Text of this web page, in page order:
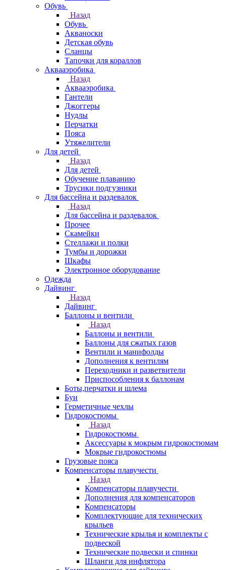
Обувь
Назад
Обувь
Акваноски
Детская обувь
Сланцы
Тапочки для кораллов
Аквааэробика
Назад
Аквааэробика
Гантели
Джоггеры
Нудлы
Перчатки
Пояса
Утяжелители
Для детей
Назад
Для детей
Обучение плаванию
Трусики подгузники
Для бассейна и раздевалок
Назад
Для бассейна и раздевалок
Прочее
Скамейки
Стеллажи и полки
Тумбы и дорожки
Шкафы
Электронное оборудование
Одежда
Дайвинг
Назад
Дайвинг
Баллоны и вентили
Назад
Баллоны и вентили
Баллоны для сжатых газов
Вентили и манифолды
Дополнения к вентилям
Переходники и разветвители
Приспособления к баллонам
Боты,перчатки и шлема
Буи
Герметичные чехлы
Гидрокостюмы
Назад
Гидрокостюмы
Аксессуары к мокрым гидрокостюмам
Мокрые гидрокостюмы
Грузовые пояса
Компенсаторы плавучести
Назад
Компенсаторы плавучести
Дополнения для компенсаторов
Компенсаторы
Комплектующие для технических
крыльев
Технические крылья и комплекты с
подвеской
Технические подвески и спинки
Шланги для инфлятора